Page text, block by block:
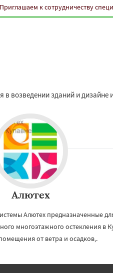
Приглашаем к сотрудничеству
возведении зданий и дизайне
Алютех
Алютех предназначенные
многоэтажного остекления в
от ветра и осадков,.